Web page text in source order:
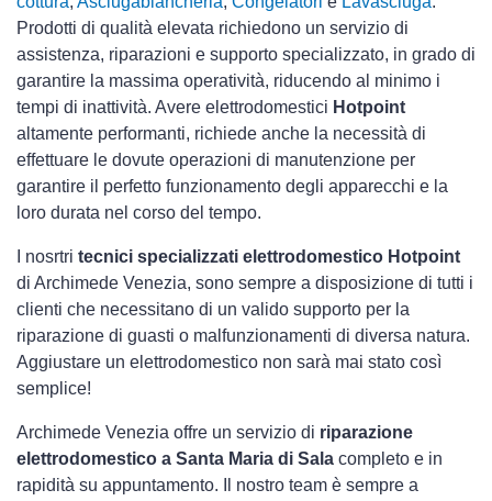
Prodotti di qualità elevata richiedono un servizio di
assistenza, riparazioni e supporto specializzato, in grado di
garantire la massima operatività, riducendo al minimo i
tempi di inattività. Avere elettrodomestici Hotpoint
altamente performanti, richiede anche la necessità di
effettuare le dovute operazioni di manutenzione per
garantire il perfetto funzionamento degli apparecchi e la
loro durata nel corso del tempo.
I nosrtri tecnici specializzati elettrodomestico Hotpoint
di Archimede Venezia, sono sempre a disposizione di tutti i
clienti che necessitano di un valido supporto per la
riparazione di guasti o malfunzionamenti di diversa natura.
Aggiustare un elettrodomestico non sarà mai stato così
semplice!
Archimede Venezia offre un servizio di riparazione
elettrodomestico a Santa Maria di Sala completo e in
rapidità su appuntamento. Il nostro team è sempre a